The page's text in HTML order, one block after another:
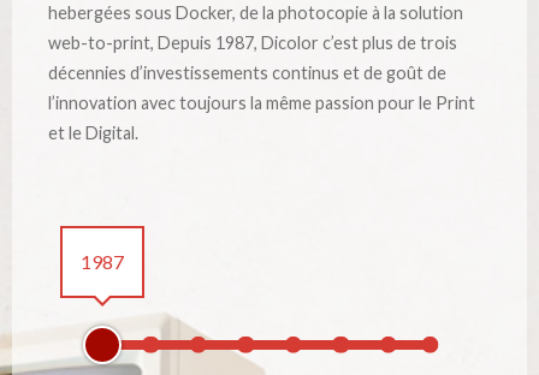
hebergées sous Docker, de la photocopie à la solution
web-to-print, Depuis 1987, Dicolor c’est plus de trois
décennies d’investissements continus et de goût de
l’innovation avec toujours la même passion pour le Print
et le Digital.
1987